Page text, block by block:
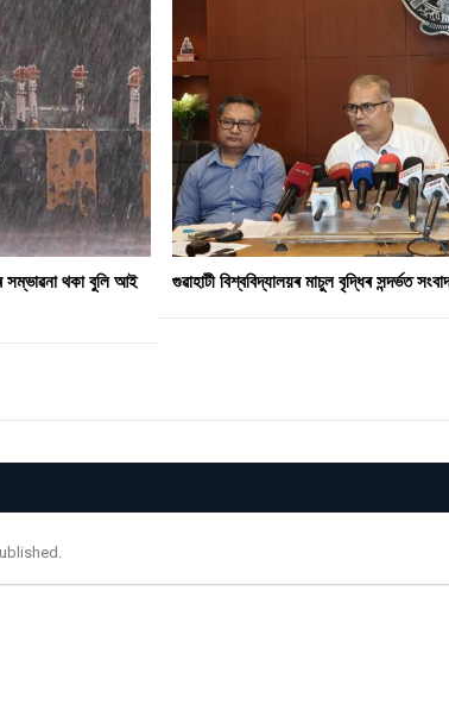
সম্ভাৱনা থকা বুলি আই
গুৱাহাটী বিশ্ববিদ্যালয়ৰ মাচুল বৃদ্ধিৰ সন্দৰ্ভত